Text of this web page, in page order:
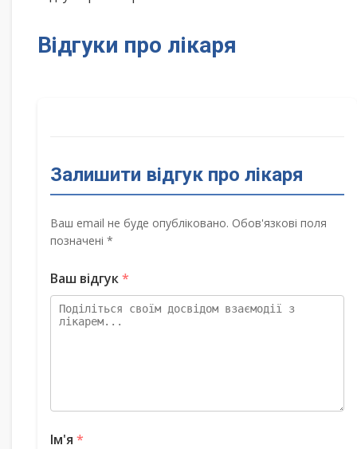
Відгуки про лікаря
Залишити відгук про лікаря
Ваш email не буде опубліковано. Обов'язкові поля
позначені *
Ваш відгук*
Ім'я *